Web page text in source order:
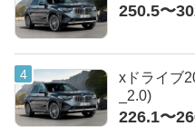
250.5〜
xドライブ
_2.0)
226.1〜